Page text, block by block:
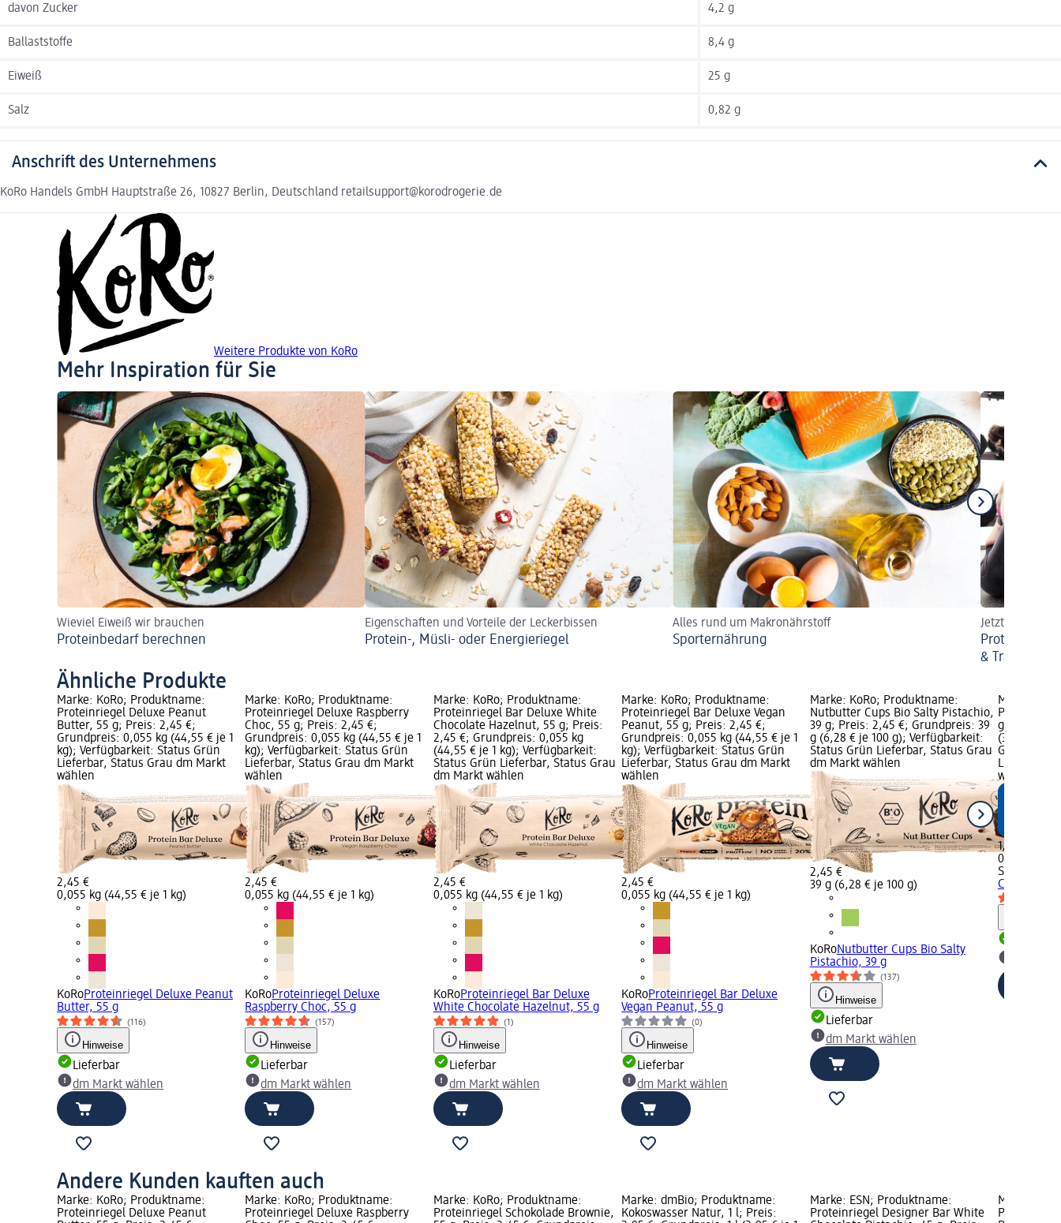
davon Zucker 4,2 g
Ballaststoffe 8,4 g
Eiweiß 25 g
Salz 0,82 g
Anschrift des Unternehmens
KoRo Handels GmbH Hauptstraße 26, 10827 Berlin, Deutschland retailsupport@korodrogerie.de
Weitere Produkte von KoRo
Mehr Inspiration für Sie
Wieviel Eiweiß wir brauchen
Proteinbedarf berechnen
Eigenschaften und Vorteile der Leckerbissen
Protein-, Müsli- oder Energieriegel
Alles rund um Makronährstoff
Sporternährung
Jetzt Arten,
& Training
Ähnliche Produkte
Marke: KoRo; Produktname:
Proteinriegel Deluxe Peanut
Butter, 55 g; Preis: 2,45 €;
Grundpreis: 0,055 kg (44,55 € je 1
kg); Verfügbarkeit: Status Grün
Lieferbar, Status Grau dm Markt
wählen
2,45 €
0,055 kg (44,55 € je 1 kg)
KoRoProteinriegel Deluxe Peanut
Butter, 55 g
(116)
Hinweise
Lieferbar
dm Markt wählen
Marke: KoRo; Produktname:
Proteinriegel Deluxe Raspberry
Choc, 55 g; Preis: 2,45 €;
Grundpreis: 0,055 kg (44,55 € je 1
kg); Verfügbarkeit: Status Grün
Lieferbar, Status Grau dm Markt
wählen
2,45 €
0,055 kg (44,55 € je 1 kg)
KoRoProteinriegel Deluxe
Raspberry Choc, 55 g
(157)
Hinweise
Lieferbar
dm Markt wählen
Marke: KoRo; Produktname:
Proteinriegel Bar Deluxe White
Chocolate Hazelnut, 55 g; Preis:
2,45 €; Grundpreis: 0,055 kg
(44,55 € je 1 kg); Verfügbarkeit:
Status Grün Lieferbar, Status Grau
dm Markt wählen
2,45 €
0,055 kg (44,55 € je 1 kg)
KoRoProteinriegel Bar Deluxe
White Chocolate Hazelnut, 55 g
(1)
Hinweise
Lieferbar
dm Markt wählen
Marke: KoRo; Produktname:
Proteinriegel Bar Deluxe Vegan
Peanut, 55 g; Preis: 2,45 €;
Grundpreis: 0,055 kg (44,55 € je 1
kg); Verfügbarkeit: Status Grün
Lieferbar, Status Grau dm Markt
wählen
2,45 €
0,055 kg (44,55 € je 1 kg)
KoRoProteinriegel Bar Deluxe
Vegan Peanut, 55 g
(0)
Hinweise
Lieferbar
dm Markt wählen
Marke: KoRo; Produktname:
Nutbutter Cups Bio Salty Pistachio,
39 g; Preis: 2,45 €; Grundpreis: 39
g (6,28 € je 100 g); Verfügbarkeit:
Status Grün Lieferbar, Status Grau
dm Markt wählen
2,45 €
39 g (6,28 € je 100 g)
KoRoNutbutter Cups Bio Salty
Pistachio, 39 g
(137)
Hinweise
Lieferbar
dm Markt wählen
Marke:
g; Preis:
(33,75 € je
Grafik;
Lieferbar,
wählen
1,35 €
0,04 kg
Sportness
Caramel,
Andere Kunden kauften auch
Marke: KoRo; Produktname:
Proteinriegel Deluxe Peanut
Marke: KoRo; Produktname:
Proteinriegel Deluxe Raspberry
Marke: KoRo; Produktname:
Proteinriegel Schokolade Brownie,
Marke: dmBio; Produktname:
Kokoswasser Natur, 1 l; Preis:
Marke: ESN; Produktname:
Proteinriegel Designer Bar White
Marke: